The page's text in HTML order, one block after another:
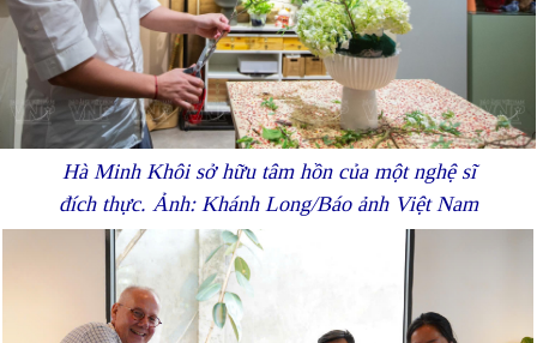
Hà Minh Khôi sở hữu tâm hồn của một nghệ sĩ
đích thực. Ảnh: Khánh Long/Báo ảnh Việt Nam